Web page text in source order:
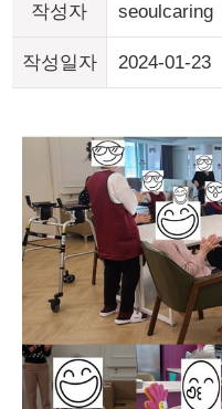
작성자 seoulcaring
작성일자 2024-01-23